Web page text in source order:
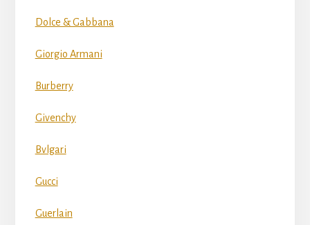
Dolce & Gabbana
Giorgio Armani
Burberry
Givenchy
Bvlgari
Gucci
Guerlain